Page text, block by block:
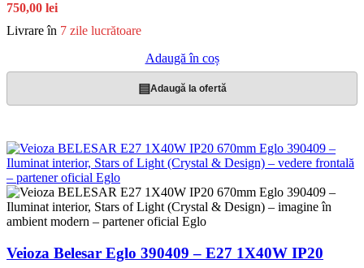
750,00 lei
Livrare în 7 zile lucrătoare
Adaugă în coș
▤Adaugă la ofertă
Veioza Belesar Eglo 390409 – E27 1X40W IP20